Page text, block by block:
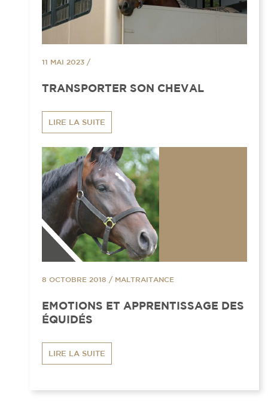
11 MAI 2023 /
TRANSPORTER SON CHEVAL
LIRE LA SUITE
8 OCTOBRE 2018 / MALTRAITANCE
EMOTIONS ET APPRENTISSAGE DES
ÉQUIDÉS
LIRE LA SUITE